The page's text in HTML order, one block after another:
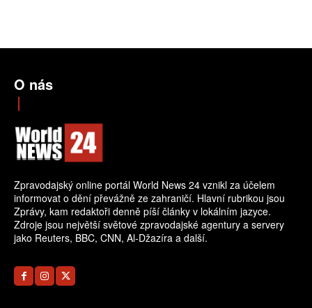
O nás
Zpravodajský online portál World News 24 vznikl za účelem
informovat o dění převážně ze zahraničí. Hlavní rubrikou jsou
Zprávy, kam redaktoři denně píší články v lokálním jazyce.
Zdroje jsou největší světové zpravodajské agentury a servery
jako Reuters, BBC, CNN, Al-Džazíra a další.